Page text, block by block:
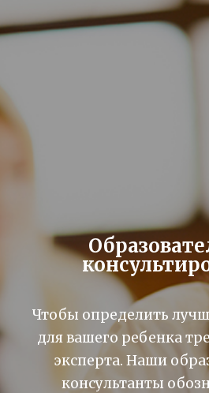
Чтобы определить
для вашего ребенка
эксперта. Наши
консультанты